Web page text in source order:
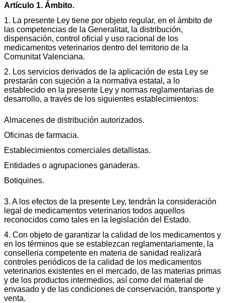
Artículo 1. Ámbito.
1. La presente Ley tiene por objeto regular, en el ámbito de
las competencias de la Generalitat, la distribución,
dispensación, control oficial y uso racional de los
medicamentos veterinarios dentro del territorio de la
Comunitat Valenciana.
2. Los servicios derivados de la aplicación de esta Ley se
prestarán con sujeción a la normativa estatal, a lo
establecido en la presente Ley y normas reglamentarias de
desarrollo, a través de los siguientes establecimientos:
Almacenes de distribución autorizados.
Oficinas de farmacia.
Establecimientos comerciales detallistas.
Entidades o agrupaciones ganaderas.
Botiquines.
3. A los efectos de la presente Ley, tendrán la consideración
legal de medicamentos veterinarios todos aquellos
reconocidos como tales en la legislación del Estado.
4. Con objeto de garantizar la calidad de los medicamentos y
en los términos que se establezcan reglamentariamente, la
conselleria competente en materia de sanidad realizará
controles periódicos de la calidad de los medicamentos
veterinarios existentes en el mercado, de las materias primas
y de los productos intermedios, así como del material de
envasado y de las condiciones de conservación, transporte y
venta.